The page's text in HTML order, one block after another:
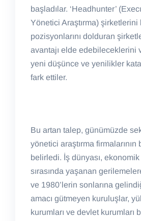
başladılar. ‘Headhunter’
Yönetici Araştırma)
pozisyonlarını dolduran
avantajı elde edebileceklerini
yeni düşünce ve yenilikler
fark ettiler.
Bu artan talep, günümüzde
yönetici araştırma firmalarının
belirledi. İş dünyası,
sırasında yaşanan
ve 1980’lerin sonlarına
amacı gütmeyen kuruluşlar,
kurumları ve devlet kurumları